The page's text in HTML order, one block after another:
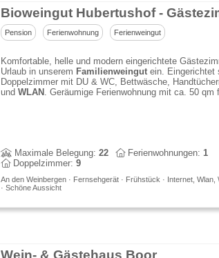
Bioweingut Hubertushof -
Pension Ferienwohnung Ferienweingut
Komfortable, helle und modern eingerichtete
Urlaub in unserem Familienweingutein. Eingerichtet
Doppelzimmer mit DU & WC, Bettwäsche,
und WLAN . Geräumige Ferienwohnung mit ca. 50 qm
Maximale Belegung: 22 Ferienwohnungen: 1
Doppelzimmer: 9
An den Weinbergen · Fernsehgerät · Frühstück · Internet, Wlan,
· Schöne Aussicht
Wein- & Gästehaus Boor